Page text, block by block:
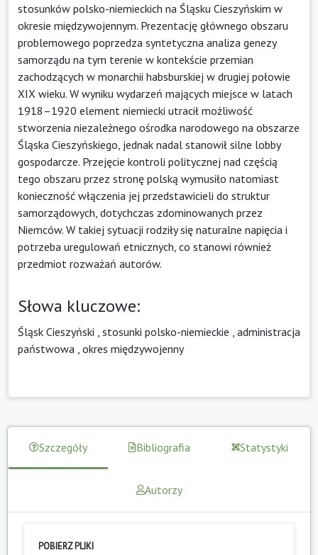
stosunków polsko-niemieckich na Śląsku Cieszyńskim w
okresie międzywojennym. Prezentację głównego obszaru
problemowego poprzedza syntetyczna analiza genezy
samorządu na tym terenie w kontekście przemian
zachodzących w monarchii habsburskiej w drugiej połowie
XIX wieku. W wyniku wydarzeń mających miejsce w latach
1918–1920 element niemiecki utracił możliwość
stworzenia niezależnego ośrodka narodowego na obszarze
Śląska Cieszyńskiego, jednak nadal stanowił silne lobby
gospodarcze. Przejęcie kontroli politycznej nad częścią
tego obszaru przez stronę polską wymusiło natomiast
konieczność włączenia jej przedstawicieli do struktur
samorządowych, dotychczas zdominowanych przez
Niemców. W takiej sytuacji rodziły się naturalne napięcia i
potrzeba uregulowań etnicznych, co stanowi również
przedmiot rozważań autorów.
Słowa kluczowe:
Śląsk Cieszyński stosunki polsko-niemieckie administracja
państwowa okres międzywojenny
Szczegóły Bibliografia Statystyki
Autorzy
POBIERZ PLIKI